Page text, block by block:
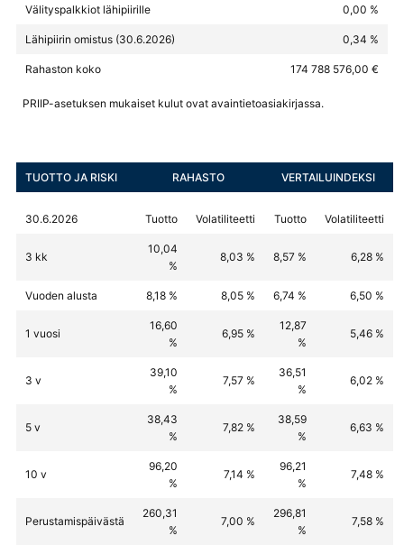
Välityspalkkiot lähipiirille 0,00 %
Lähipiirin omistus (30.6.2026) 0,34 %
Rahaston koko 174 788 576,00 €
PRIIP-asetuksen mukaiset kulut ovat avaintietoasiakirjassa.
TUOTTO JA RISKI RAHASTO VERTAILUINDEKSI
30.6.2026 Tuotto Volatiliteetti Tuotto Volatiliteetti
3 kk
10,04
%
8,03 % 8,57 % 6,28 %
Vuoden alusta 8,18 % 8,05 % 6,74 % 6,50 %
1 vuosi
16,60
%
6,95 %
12,87
%
5,46 %
3 v
39,10
%
7,57 %
36,51
%
6,02 %
5 v
38,43
%
7,82 %
38,59
%
6,63 %
10 v
96,20
%
7,14 %
96,21
%
7,48 %
Perustamispäivästä
260,31
%
7,00 %
296,81
%
7,58 %